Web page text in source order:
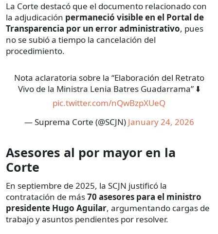
La Corte destacó que el documento relacionado con
la adjudicación permaneció visible en el Portal de
Transparencia por un error administrativo, pues
no se subió a tiempo la cancelación del
procedimiento.
Nota aclaratoria sobre la “Elaboración del Retrato
Vivo de la Ministra Lenia Batres Guadarrama” ⬇️
pic.twitter.com/nQwBzpXUeQ
— Suprema Corte (@SCJN) January 24, 2026
Asesores al por mayor en la
Corte
En septiembre de 2025, la SCJN justificó la
contratación de más70 asesores para el ministro
presidente Hugo Aguilar, argumentando cargas de
trabajo y asuntos pendientes por resolver.